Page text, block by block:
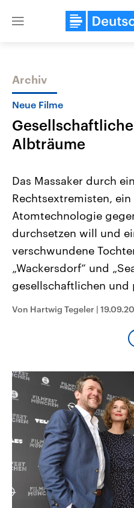
Close
Themen
Landtagswahl Sachsen-Anhalt
2026
Alle Informationen
Sachsen-Anhalt wählt am 6.
September 2026 einen neuen
Landtag. Seit 2021 wird das
Bundesland von einer
Umfragen, Prognosen,
und Hintergründe zu den
und Kandidaten der
Sendungen Programm
Archiv
Neue Filme
Albträume
Das Massaker durch
Rechtsextremisten,
Atomtechnologie
durchsetzen will und
verschwundene
„Wackersdorf“ und
gesellschaftlichen
Von Hartwig Tegeler |